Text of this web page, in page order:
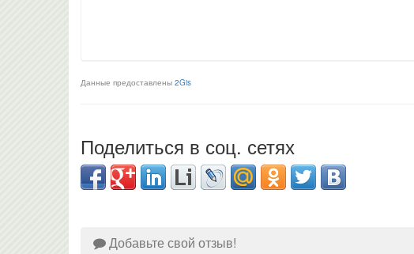
Данные предоставлены 2Gis
Поделиться в соц. сетях
Добавьте свой отзыв!